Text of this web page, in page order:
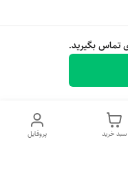
تماس بگیرید.
پروفایل سبد خرید